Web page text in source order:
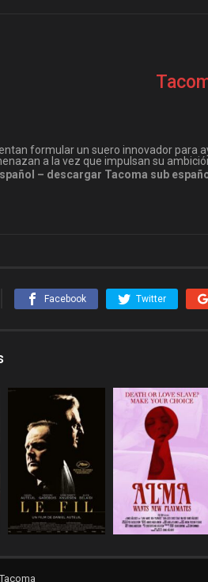
formular un suero innovador
a la vez que impulsan su
– descargar Tacoma sub
Facebook Twitter
Tacoma